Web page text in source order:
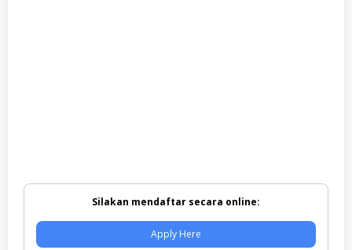
Silakan mendaftar secara online:
Apply Here